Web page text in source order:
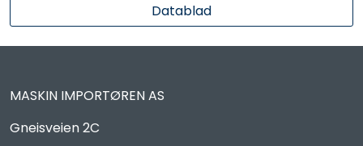
Datablad
MASKIN IMPORTØREN AS
Gneisveien 2C
Kataloger